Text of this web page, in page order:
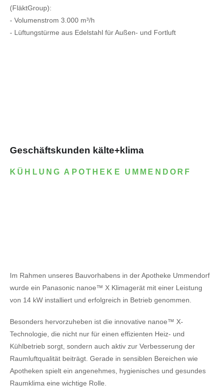
(FläktGroup):
- Volumenstrom 3.000 m³/h
- Lüftungstürme aus Edelstahl für Außen- und Fortluft
Geschäftskunden kälte+klima
KÜHLUNG APOTHEKE UMMENDORF
Im Rahmen unseres Bauvorhabens in der Apotheke Ummendorf
wurde ein Panasonic nanoe™ X Klimagerät mit einer Leistung
von 14 kW installiert und erfolgreich in Betrieb genommen.
Besonders hervorzuheben ist die innovative nanoe™ X-
Technologie, die nicht nur für einen effizienten Heiz- und
Kühlbetrieb sorgt, sondern auch aktiv zur Verbesserung der
Raumluftqualität beiträgt. Gerade in sensiblen Bereichen wie
Apotheken spielt ein angenehmes, hygienisches und gesundes
Raumklima eine wichtige Rolle.